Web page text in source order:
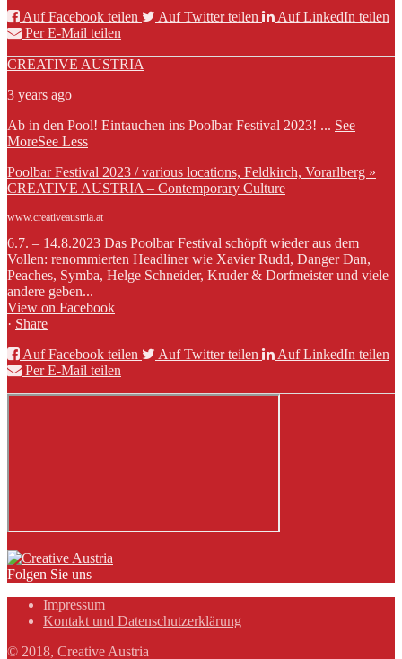
Auf Facebook teilen
Auf Twitter teilen
Auf LinkedIn teilen
Per E-Mail teilen
CREATIVE AUSTRIA
3 years ago
Ab in den Pool! Eintauchen ins Poolbar Festival 2023! ... See
MoreSee Less
Poolbar Festival 2023 / various locations, Feldkirch, Vorarlberg »
CREATIVE AUSTRIA – Contemporary Culture
www.creativeaustria.at
6.7. – 14.8.2023 Das Poolbar Festival schöpft wieder aus dem
Vollen: renommierten Headliner wie Xavier Rudd, Danger Dan,
Peaches, Symba, Helge Schneider, Kruder & Dorfmeister und viele
andere geben...
View on Facebook
· Share
Auf Facebook teilen
Auf Twitter teilen
Auf LinkedIn teilen
Per E-Mail teilen
Folgen Sie uns
Impressum
Kontakt und Datenschutzerklärung
© 2018, Creative Austria